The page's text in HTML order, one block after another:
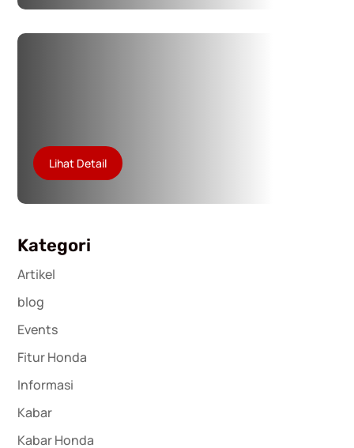
Lihat Detail
Kategori
Artikel
blog
Events
Fitur Honda
Informasi
Kabar
Kabar Honda